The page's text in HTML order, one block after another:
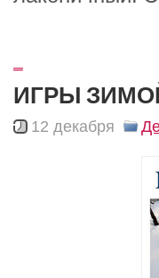
ИГРЫ
12 декабря